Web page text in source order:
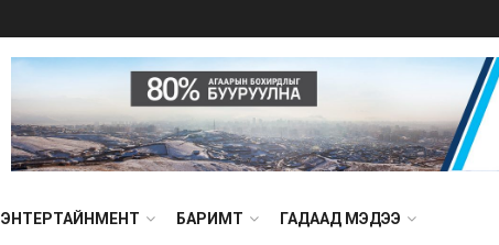
ЭНТЕРТАЙНМЕНТ БАРИМТ ГАДААД МЭДЭЭ